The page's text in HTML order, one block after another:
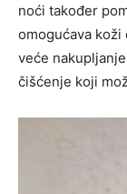
noći također
omogućava koži
veće
čišćenje koji